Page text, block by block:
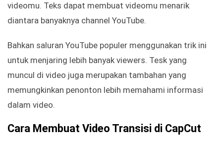
videomu. Teks dapat membuat videomu menarik
diantara banyaknya channel YouTube.
Bahkan saluran YouTube populer menggunakan trik ini
untuk menjaring lebih banyak viewers. Tesk yang
muncul di video juga merupakan tambahan yang
memungkinkan penonton lebih memahami informasi
dalam video.
Cara Membuat Video Transisi di CapCut